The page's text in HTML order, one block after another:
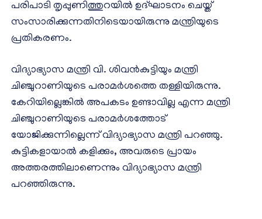
പരിപാടി തൃപ്പുണിത്തുറയിൽ ഉദ്ഘാടനം ചെയ്ത്
സംസാരിക്കുന്നതിനിടെയായിരുന്നു മന്ത്രിയുടെ
പ്രതികരണം.
വിദ്യാഭ്യാസ മന്ത്രി വി. ശിവൻകുട്ടിയും മന്ത്രി
ചിഞ്ചുറാണിയുടെ പരാമർശത്തെ തള്ളിയിരുന്നു.
കേറിയില്ലെങ്കിൽ അപകടം ഉണ്ടാവില്ല എന്ന മന്ത്രി
ചിഞ്ചുറാണിയുടെ പരാമർശത്തോട്
യോജിക്കുന്നില്ലെന്ന് വിദ്യാഭ്യാസ മന്ത്രി പറഞ്ഞു.
കുട്ടികളായാൽ കളിക്കും, അവരുടെ പ്രായം
അത്തരത്തിലാണെന്നും വിദ്യാഭ്യാസ മന്ത്രി
പറഞ്ഞിരുന്നു.